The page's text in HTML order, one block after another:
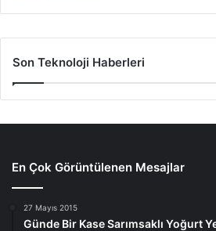
Son Teknoloji Haberleri
En Çok Görüntülenen Mesajlar
27 Mayıs 2015
Günde Bir Kase Sarımsaklı Yoğurt